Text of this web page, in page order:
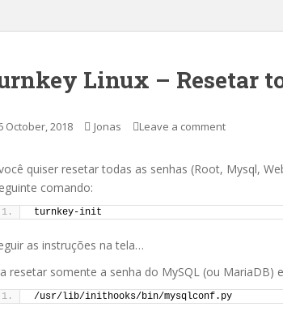
Linux – Resetar
October, 2018 Jonas Leave a comment
quiser resetar todas as senhas (Root, Mysql,
comando:
turnkey-init
as instruções na tela…
resetar somente a senha do MySQL (ou MariaDB)
/usr/lib/inithooks/bin/mysqlconf.py